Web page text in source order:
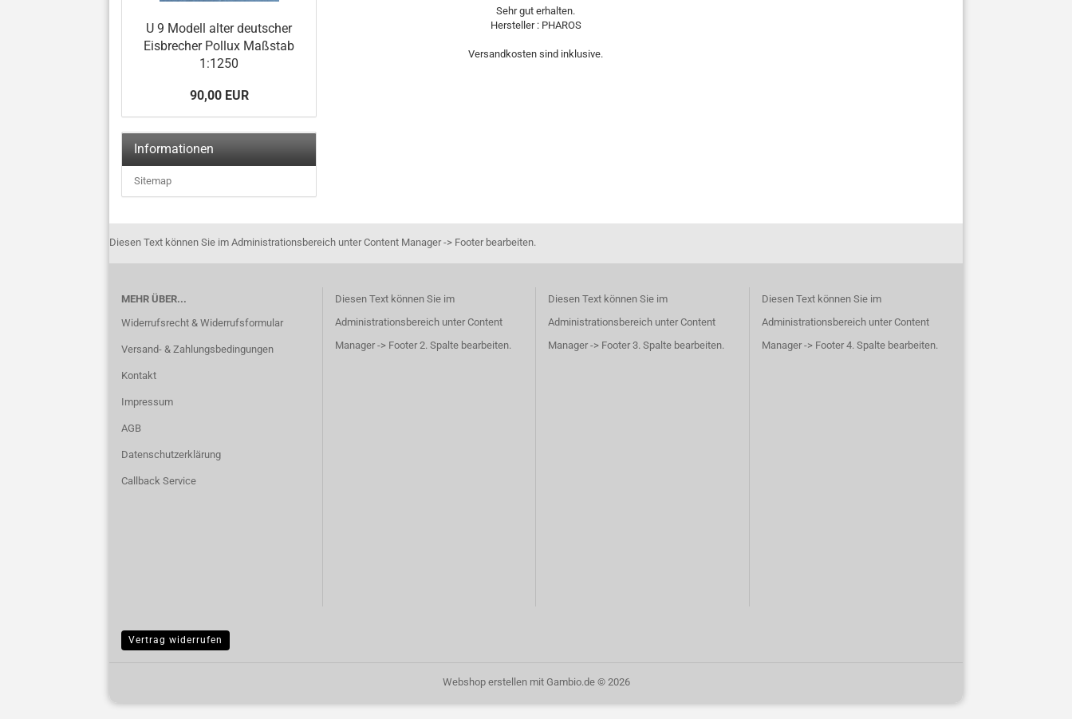
Sehr gut erhalten.
Hersteller : PHAROS
Versandkosten sind inklusive.
U 9 Modell alter deutscher
Eisbrecher Pollux Maßstab
1:1250
90,00 EUR
Informationen
Sitemap
Diesen Text können Sie im Administrationsbereich unter Content Manager -> Footer bearbeiten.
MEHR ÜBER...
Widerrufsrecht & Widerrufsformular
Versand- & Zahlungsbedingungen
Kontakt
Impressum
AGB
Datenschutzerklärung
Callback Service
Diesen Text können Sie im
Administrationsbereich unter Content
Manager -> Footer 2. Spalte bearbeiten.
Diesen Text können Sie im
Administrationsbereich unter Content
Manager -> Footer 3. Spalte bearbeiten.
Diesen Text können Sie im
Administrationsbereich unter Content
Manager -> Footer 4. Spalte bearbeiten.
Vertrag widerrufen
Webshop erstellenmit Gambio.de © 2026